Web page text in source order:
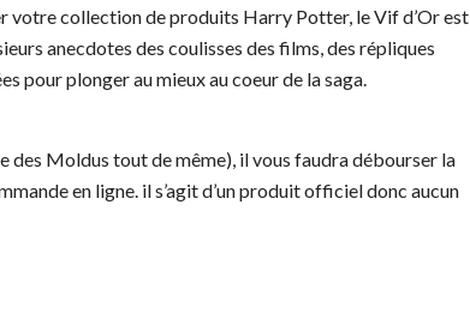
votre collection de produits Harry Potter, le Vif d’Or est
anecdotes des coulisses des films, des répliques
pour plonger au mieux au coeur de la saga.
des Moldus tout de même), il vous faudra débourser la
en ligne. il s’agit d’un produit officiel donc aucun